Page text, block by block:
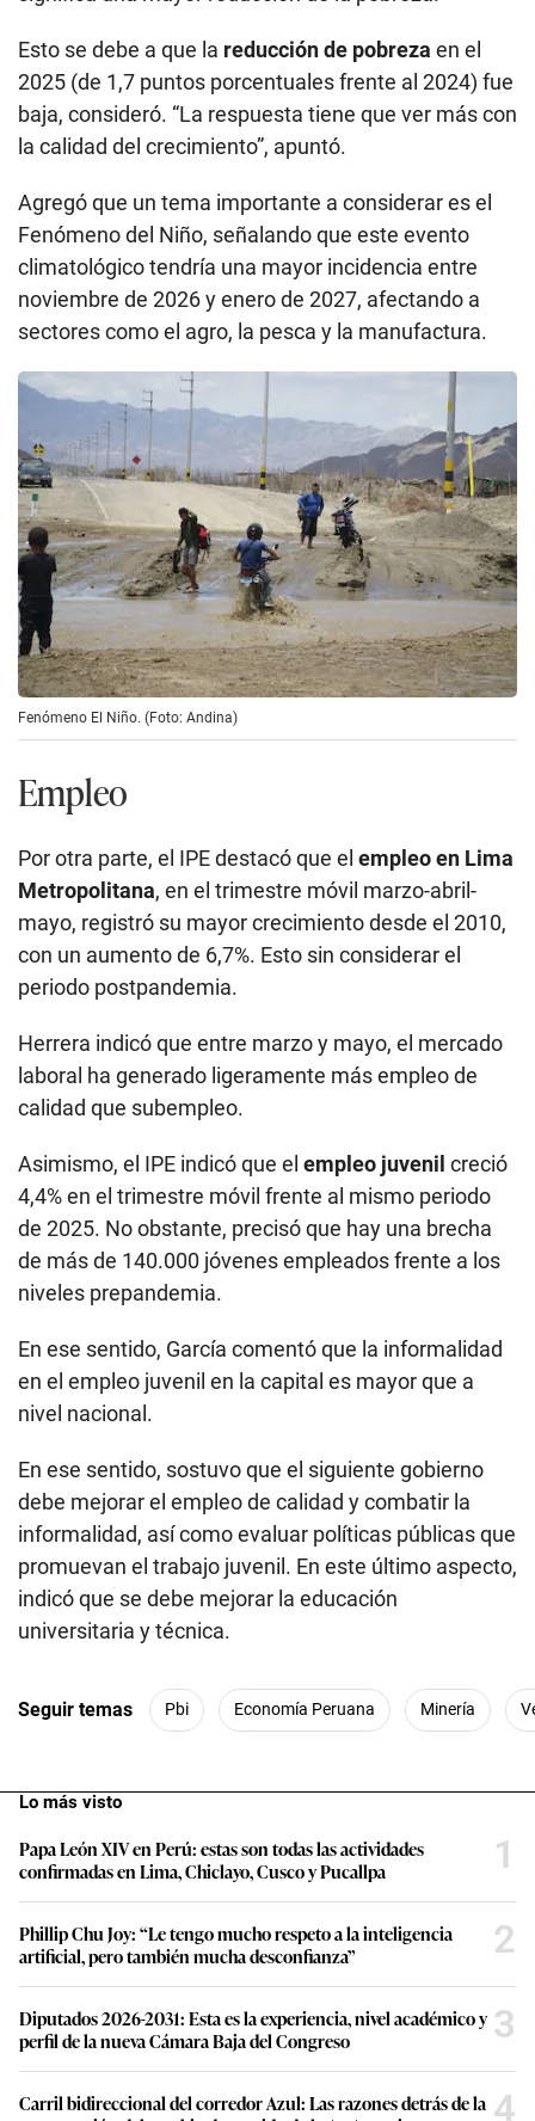
Esto se debe a que la reducción de pobreza en el
2025 (de 1,7 puntos porcentuales frente al 2024) fue
baja, consideró. “La respuesta tiene que ver más con
la calidad del crecimiento”, apuntó.
Agregó que un tema importante a considerar es el
Fenómeno del Niño, señalando que este evento
climatológico tendría una mayor incidencia entre
noviembre de 2026 y enero de 2027, afectando a
sectores como el agro, la pesca y la manufactura.
Fenómeno El Niño. (Foto: Andina)
Empleo
Por otra parte, el IPE destacó que el empleo en Lima
Metropolitana, en el trimestre móvil marzo-abril-
mayo, registró su mayor crecimiento desde el 2010,
con un aumento de 6,7%. Esto sin considerar el
periodo postpandemia.
Herrera indicó que entre marzo y mayo, el mercado
laboral ha generado ligeramente más empleo de
calidad que subempleo.
Asimismo, el IPE indicó que el empleo juvenil creció
4,4% en el trimestre móvil frente al mismo periodo
de 2025. No obstante, precisó que hay una brecha
de más de 140.000 jóvenes empleados frente a los
niveles prepandemia.
En ese sentido, García comentó que la informalidad
en el empleo juvenil en la capital es mayor que a
nivel nacional.
En ese sentido, sostuvo que el siguiente gobierno
debe mejorar el empleo de calidad y combatir la
informalidad, así como evaluar políticas públicas que
promuevan el trabajo juvenil. En este último aspecto,
indicó que se debe mejorar la educación
universitaria y técnica.
Seguir temas Pbi Economía Peruana Minería
Lo más visto
Papa León XIV en Perú: estas son todas las actividades
confirmadas en Lima, Chiclayo, Cusco y Pucallpa
1
Phillip Chu Joy: “Le tengo mucho respeto a la inteligencia
artificial, pero también mucha desconfianza”
2
Diputados 2026-2031: Esta es la experiencia, nivel académico y
perfil de la nueva Cámara Baja del Congreso
3
Carril bidireccional del corredor Azul: Las razones detrás de la 4